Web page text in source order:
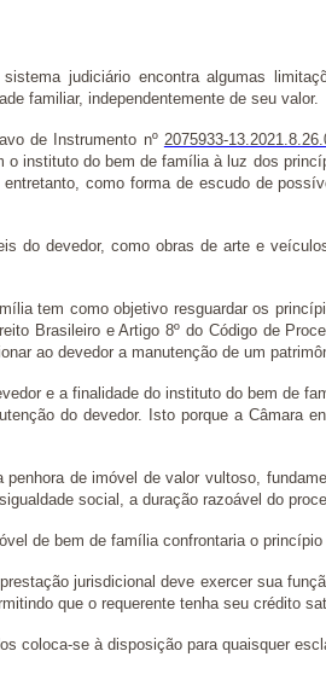
judiciário encontra algumas
familiar, independentemente de seu valor.
de Instrumento nº 2075933-
instituto do bem de família à luz dos
como forma de escudo de
do devedor, como obras de arte e
tem como objetivo resguardar os
Brasileiro e Artigo 8º do Código de
ao devedor a manutenção de um
e a finalidade do instituto do bem de
do devedor. Isto porque a Câmara
de imóvel de valor vultoso,
social, a duração razoável do
de bem de família confrontaria o
jurisdicional deve exercer sua
que o requerente tenha seu crédito
coloca-se à disposição para quaisquer